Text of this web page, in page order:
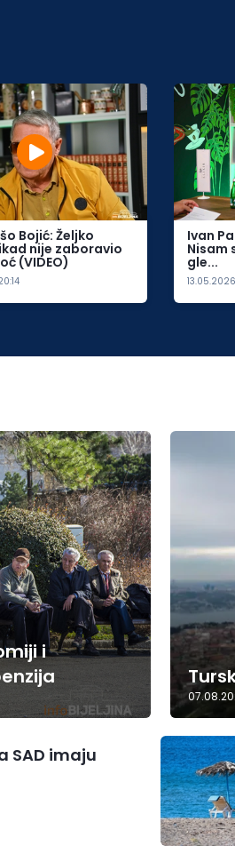
Bojić: Željko
nije zaboravio
(VIDEO)
Ivan
Nisam
gle...
i
SAD imaju